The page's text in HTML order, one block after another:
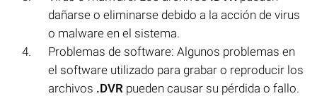
dañarse o eliminarse debido a la acción de virus
o malware en el sistema.
Problemas de software: Algunos problemas en
el software utilizado para grabar o reproducir los
archivos .DVR pueden causar su pérdida o fallo.